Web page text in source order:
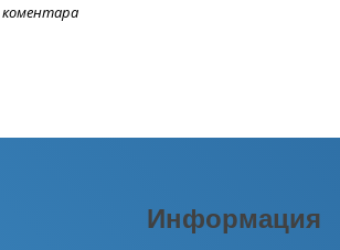
коментара
Информация